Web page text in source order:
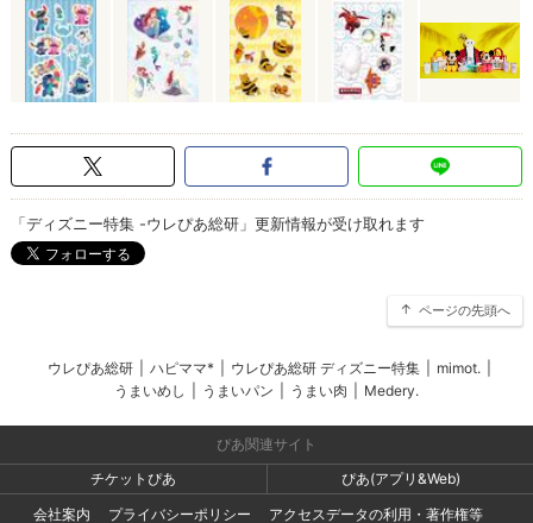
「ディズニー特集 -ウレぴあ総研」更新情報が受け取れます
ページの先頭へ
ウレぴあ総研 ハピママ* ウレぴあ総研 ディズニー特集 mimot.
うまいめし
うまいパン うまい肉 Medery.
ぴあ関連サイト
チケットぴあ
ぴあ(アプリ&Web)
会社案内
プライバシーポリシー アクセスデータの利用・著作権等